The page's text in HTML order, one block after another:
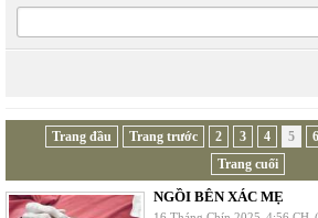
Trang đầu Trang trước 2 3 4 5 6
Trang cuối
NGỒI BÊN XÁC MẸ